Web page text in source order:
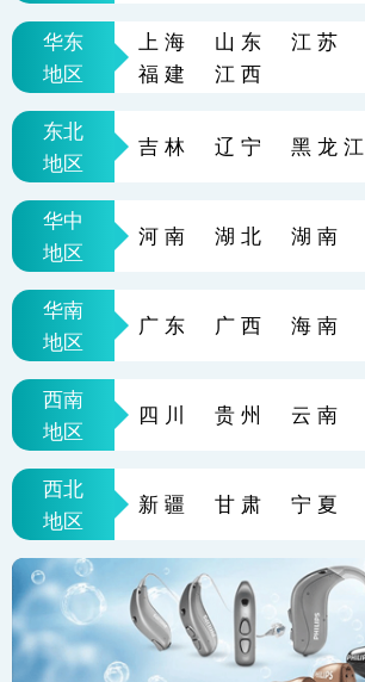
华东 上海 山东 江苏
福建
江西
地区
东北
吉林 辽宁 黑龙江
地区
华中
河南 湖北 湖南
地区
华南
广东 广西 海南
地区
西南
四川 贵州 云南
地区
西北
新疆 甘肃 宁夏
地区